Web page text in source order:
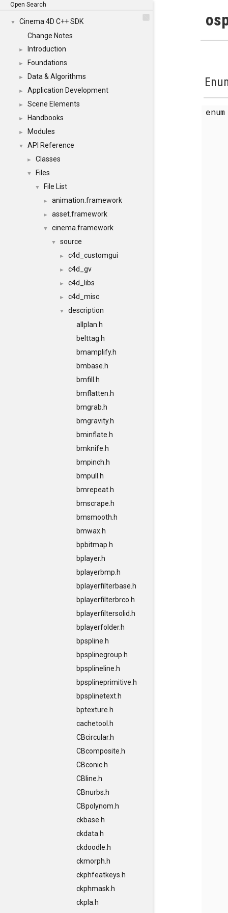
Open Search
▼
Cinema 4D C++ SDK
Change Notes
► Introduction
► Foundations
► Data & Algorithms
► Application Development
► Scene Elements
► Handbooks
► Modules
▼ API Reference
► Classes
▼ Files
▼ File List
► animation.framework
► asset.framework
▼ cinema.framework
▼ source
► c4d_customgui
► c4d_gv
► c4d_libs
► c4d_misc
▼
description
allplan.h
belttag.h
bmamplify.h
bmbase.h
bmfill.h
bmflatten.h
bmgrab.h
bmgravity.h
bminflate.h
bmknife.h
bmpinch.h
bmpull.h
bmrepeat.h
bmscrape.h
bmsmooth.h
bmwax.h
bpbitmap.h
bplayer.h
bplayerbmp.h
bplayerfilterbase.h
bplayerfilterbrco.h
bplayerfiltersolid.h
bplayerfolder.h
bpspline.h
bpsplinegroup.h
bpsplineline.h
bpsplineprimitive.h
bpsplinetext.h
bptexture.h
cachetool.h
CBcircular.h
CBcomposite.h
CBconic.h
CBline.h
CBnurbs.h
CBpolynom.h
ckbase.h
ckdata.h
ckdoodle.h
ckmorph.h
ckphfeatkeys.h
ckphmask.h
ckpla.h